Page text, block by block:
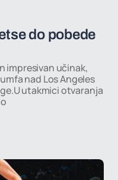
do pobede
impresivan učinak,
nad Los Angeles
utakmici otvaranja